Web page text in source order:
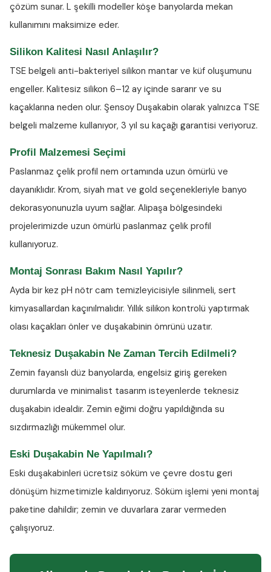
çözüm sunar. L şekilli modeller köşe banyolarda mekan
kullanımını maksimize eder.
Silikon Kalitesi Nasıl Anlaşılır?
TSE belgeli anti-bakteriyel silikon mantar ve küf oluşumunu
engeller. Kalitesiz silikon 6–12 ay içinde sararır ve su
kaçaklarına neden olur. Şensoy Duşakabin olarak yalnızca TSE
belgeli malzeme kullanıyor, 3 yıl su kaçağı garantisi veriyoruz.
Profil Malzemesi Seçimi
Paslanmaz çelik profil nem ortamında uzun ömürlü ve
dayanıklıdır. Krom, siyah mat ve gold seçenekleriyle banyo
dekorasyonunuzla uyum sağlar. Alipaşa bölgesindeki
projelerimizde uzun ömürlü paslanmaz çelik profil
kullanıyoruz.
Montaj Sonrası Bakım Nasıl Yapılır?
Ayda bir kez pH nötr cam temizleyicisiyle silinmeli, sert
kimyasallardan kaçınılmalıdır. Yıllık silikon kontrolü yaptırmak
olası kaçakları önler ve duşakabinin ömrünü uzatır.
Teknesiz Duşakabin Ne Zaman Tercih Edilmeli?
Zemin fayanslı düz banyolarda, engelsiz giriş gereken
durumlarda ve minimalist tasarım isteyenlerde teknesiz
duşakabin idealdir. Zemin eğimi doğru yapıldığında su
sızdırmazlığı mükemmel olur.
Eski Duşakabin Ne Yapılmalı?
Eski duşakabinleri ücretsiz söküm ve çevre dostu geri
dönüşüm hizmetimizle kaldırıyoruz. Söküm işlemi yeni montaj
paketine dahildir; zemin ve duvarlara zarar vermeden
çalışıyoruz.